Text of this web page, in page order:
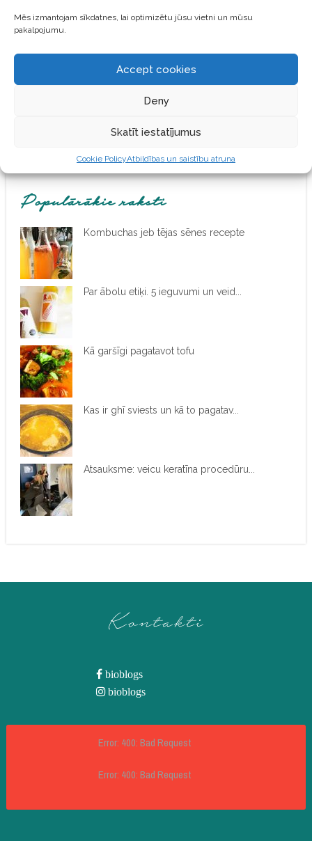
Mēs izmantojam sīkdatnes, lai optimizētu jūsu vietni un mūsu
pakalpojumu.
Accept cookies
Deny
Skatīt iestatījumus
Cookie PolicyAtbildības un saistību atruna
SAGLABĀJIET MANU VĀRDU,
VĒLĒŠOS PIEVIENOT
Populārākie raksti
Kombuchas jeb tējas sēnes recepte
Par ābolu etiķi. 5 ieguvumi un veid...
Kā garšīgi pagatavot tofu
Kas ir ghī sviests un kā to pagatav...
Atsauksme: veicu keratīna procedūru...
Kontakti
bioblogs
bioblogs
Error: 400: Bad Request
Error: 400: Bad Request